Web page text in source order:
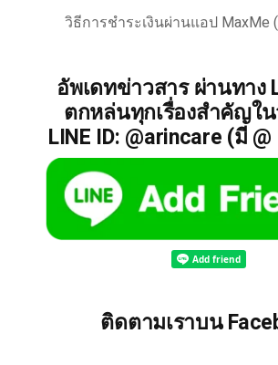
วิธีการชำระเงินผ่านแอป MaxMe
อัพเดทข่าวสาร ผ่านทาง
ตกหล่นทุกเรื่องสำคัญใน
LINE ID: @arincare (มี
ติดตามเราบน